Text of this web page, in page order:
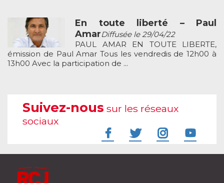
En toute liberté – Paul
AmarDiffusée le 29/04/22
PAUL AMAR EN TOUTE LIBERTE,
émission de Paul Amar Tous les vendredis de 12h00 à
13h00 Avec la participation de ...
Suivez-nous sur les réseaux
sociaux